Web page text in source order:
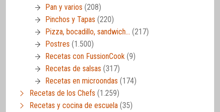
Pan y varios (208)
Pinchos y Tapas (220)
Pizza, bocadillo, sandwich… (217)
Postres (1.500)
Recetas con FussionCook (9)
Recetas de salsas (317)
Recetas en microondas (174)
Recetas de los Chefs (1.259)
Recetas y cocina de escuela (35)